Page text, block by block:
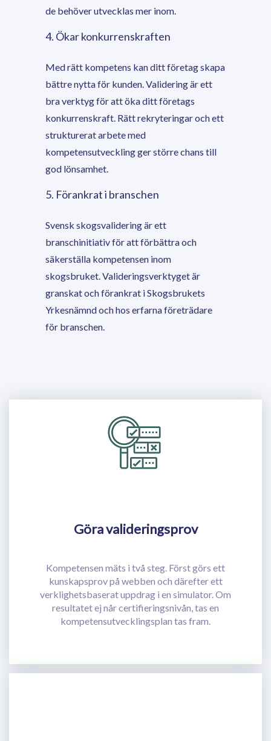
de behöver utvecklas mer inom.
4. Ökar konkurrenskraften
Med rätt kompetens kan ditt företag skapa
bättre nytta för kunden. Validering är ett
bra verktyg för att öka ditt företags
konkurrenskraft. Rätt rekryteringar och ett
strukturerat arbete med
kompetensutveckling ger större chans till
god lönsamhet.
5. Förankrat i branschen
Svensk skogsvalidering är ett
branschinitiativ för att förbättra och
säkerställa kompetensen inom
skogsbruket. Valideringsverktyget är
granskat och förankrat i Skogsbrukets
Yrkesnämnd och hos erfarna företrädare
för branschen.
Göra valideringsprov
Kompetensen mäts i två steg. Först görs ett
kunskapsprov på webben och därefter ett
verklighetsbaserat uppdrag i en simulator. Om
resultatet ej når certifieringsnivån, tas en
kompetensutvecklingsplan tas fram.